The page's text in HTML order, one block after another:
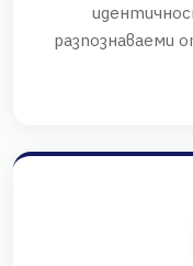
разпознаваеми